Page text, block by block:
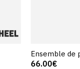
Ensemble de
66.00€